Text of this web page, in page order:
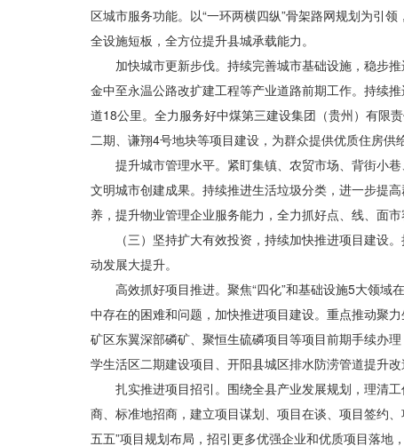
区城市服务功能。以“一环两横四纵”骨架路网规划为引
全设施短板，全方位提升县城承载能力。
加快城市更新步伐。持续完善城市基础设施，稳步
金中至永温公路改扩建工程等产业道路前期工作。持续
道18公里。全力服务好中煤第三建设集团（贵州）有限
二期、谦翔4号地块等项目建设，为群众提供优质住房供给
提升城市管理水平。紧盯集镇、农贸市场、背街小
文明城市创建成果。持续推进生活垃圾分类，进一步提高
养，提升物业管理企业服务能力，全力抓好点、线、面
（三）坚持扩大有效投资，持续加快推进项目建设
动发展大提升。
高效抓好项目推进。聚焦“四化”和基础设施5大领域
中存在的困难和问题，加快推进项目建设。重点推动聚
矿区东翼深部磷矿、聚恒生硫磷项目等项目前期手续办
学生活区二期建设项目、开阳县城区排水防涝管道提升
扎实推进项目招引。围绕全县产业发展规划，理清
商、标准地招商，建立项目谋划、项目在谈、项目签约
五五”项目规划布局，招引更多优强企业和优质项目落地